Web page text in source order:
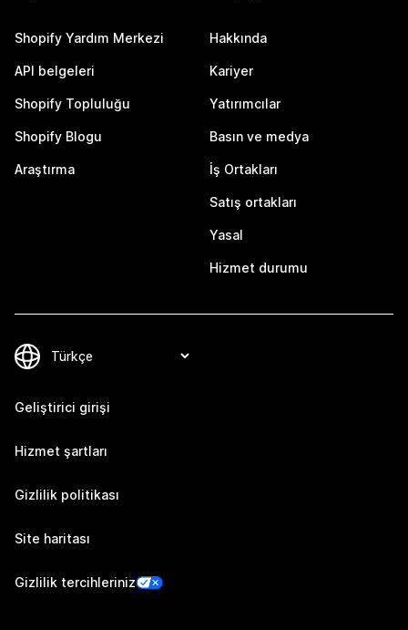
Shopify Yardım Merkezi
API belgeleri
Shopify Topluluğu
Shopify Blogu
Araştırma
Hakkında
Kariyer
Yatırımcılar
Basın ve medya
İş Ortakları
Satış ortakları
Yasal
Hizmet durumu
Geliştirici girişi
Hizmet şartları
Gizlilik politikası
Site haritası
Gizlilik tercihleriniz